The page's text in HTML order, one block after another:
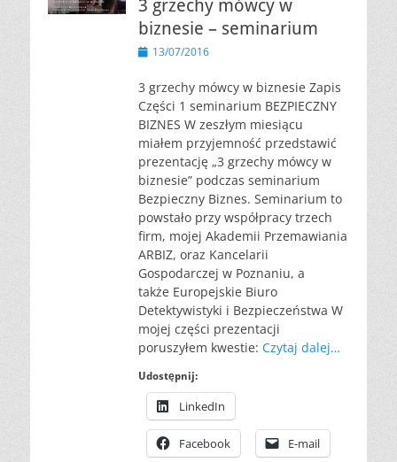
3 grzechy mówcy w
biznesie – seminarium
Opublikowano
13/07/2016
3 grzechy mówcy w biznesie Zapis
Części 1 seminarium BEZPIECZNY
BIZNES W zeszłym miesiącu
miałem przyjemność przedstawić
prezentację „3 grzechy mówcy w
biznesie” podczas seminarium
Bezpieczny Biznes. Seminarium to
powstało przy współpracy trzech
firm, mojej Akademii Przemawiania
ARBIZ, oraz Kancelarii
Gospodarczej w Poznaniu, a
także Europejskie Biuro
Detektywistyki i Bezpieczeństwa W
mojej części prezentacji
poruszyłem kwestie: Czytaj dalej…
Udostępnij:
LinkedIn
Facebook E-mail